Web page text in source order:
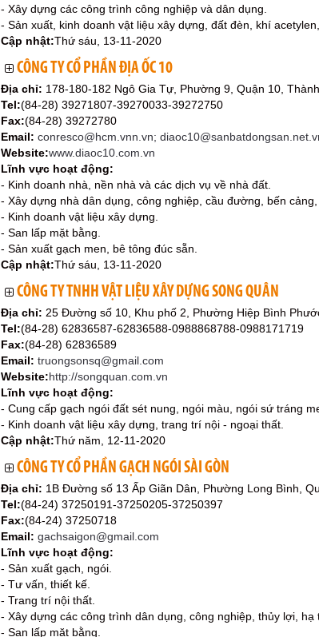
- Xây dựng các công trình công nghiệp và dân dụng.
- Sản xuất, kinh doanh vật liệu xây dựng, đất đèn, khí
Cập nhật:Thứ sáu, 13-11-2020
CÔNG TY CỔ PHẦN ĐỊA ỐC 10
Địa chỉ: 178-180-182 Ngô Gia Tự, Phường 9, Quận 10,
Tel:(84-28) 39271807-39270033-39272750
Fax:(84-28) 39272780
Email: conresco@hcm.vnn.vn;
Website:www.diaoc10.com.vn
Lĩnh vực hoạt động:
- Kinh doanh nhà, nền nhà và các dịch vụ về nhà đất.
- Xây dựng nhà dân dụng, công nghiệp, cầu đường, bến cảng,
- Kinh doanh vật liệu xây dựng.
- San lấp mặt bằng.
- Sản xuất gạch men, bê tông đúc sẵn.
Cập nhật:Thứ sáu, 13-11-2020
CÔNG TY TNHH VẬT LIỆU XÂY DỰNG SONG QUÂN
Địa chỉ: 25 Đường số 10, Khu phố 2, Phường Hiệp Bình
Tel:(84-28) 62836587-62836588-0988868788-0988171719
Fax:(84-28) 62836589
Email: truongsonsq@gmail.com
Website:http://songquan.com.vn
Lĩnh vực hoạt động:
- Cung cấp gạch ngói đất sét nung, ngói màu, ngói sứ tráng
- Kinh doanh vật liệu xây dựng, trang trí nội - ngoại thất.
Cập nhật:Thứ năm, 12-11-2020
CÔNG TY CỔ PHẦN GẠCH NGÓI SÀI GÒN
Địa chỉ: 1B Đường số 13 Ấp Giãn Dân, Phường Long Bình,
Tel:(84-24) 37250191-37250205-37250397
Fax:(84-24) 37250718
Email: gachsaigon@gmail.com
Lĩnh vực hoạt động:
- Sản xuất gạch, ngói.
- Tư vấn, thiết kế.
- Trang trí nội thất.
- Xây dựng các công trình dân dụng, công nghiệp, thủy lợi, hạ
- San lấp mặt bằng.